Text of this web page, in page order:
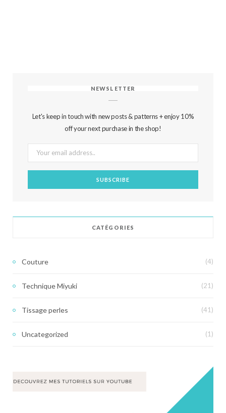
NEWSLETTER
Let's keep in touch with new posts & patterns + enjoy 10%
off your next purchase in the shop!
CATÉGORIES
Couture (4)
Technique Miyuki (21)
Tissage perles (41)
Uncategorized (1)